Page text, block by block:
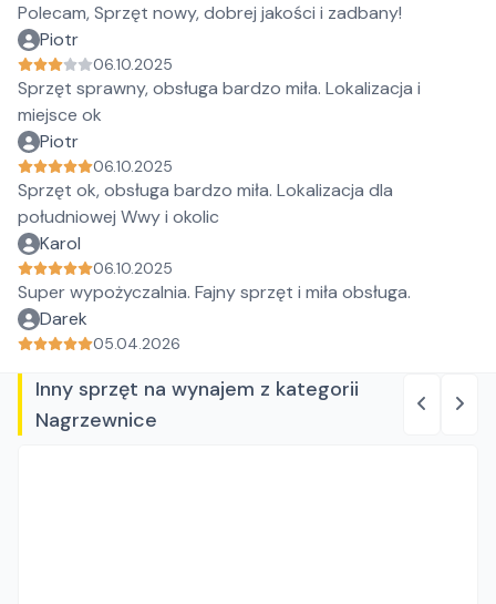
Polecam, Sprzęt nowy, dobrej jakości i zadbany!
Piotr
06.10.2025
Sprzęt sprawny, obsługa bardzo miła. Lokalizacja i
miejsce ok
Piotr
06.10.2025
Sprzęt ok, obsługa bardzo miła. Lokalizacja dla
południowej Wwy i okolic
Karol
06.10.2025
Super wypożyczalnia. Fajny sprzęt i miła obsługa.
Darek
05.04.2026
Inny sprzęt na wynajem z kategorii
Nagrzewnice